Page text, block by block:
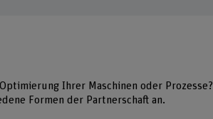
Ihrer Maschinen oder Prozesse?
Formen der Partnerschaft an.